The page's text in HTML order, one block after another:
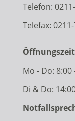
Telefon:
Telefax:
Mo - Do: 8:00
Di & Do: